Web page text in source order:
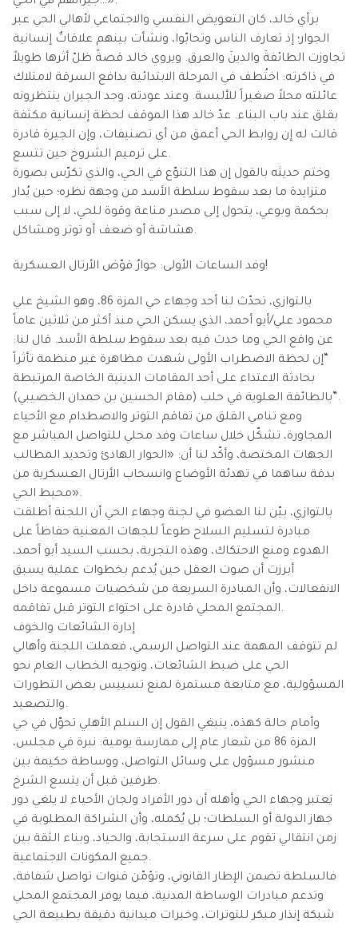
برأي خالد، كان التعويض النفسي والاجتماعي لأهالي الحي عبر
الجوار؛ إذ تعارف الناس وتحابّوا، ونشأت بينهم علاقاتٌ إنسانية
تجاوزت الطائفةَ والدينَ والعرق. ويروي خالد قصةً ظلّ أثرها طويلاً
في ذاكرته: اختُطف في المرحلة الابتدائية بدافع السرقة لامتلاك
عائلته محلاً صغيراً للألبسة. وعند عودته، وجد الجيران ينتظرونه
بقلق عند باب البناء. عدّ خالد هذا الموقف لحظة إنسانية مكثفة
قالت له إن روابط الحي أعمق من أي تصنيفات، وإن الجيرة قادرة
على ترميم الشروخ حين تتسع.
وختم حديثه بالقول إن هذا التنوّع في الحي، والذي تكرّس بصورة
متزايدة ما بعد سقوط سلطة الأسد من وجهة نظره؛ حين يُدار
بحكمة وبوعي، يتحول إلى مصدر مناعة وقوة للحي، لا إلى سبب
هشاشة أو ضعف أو توتر ومشاكل.
وفد الساعات الأولى: حوارٌ قوّض الأرتال العسكرية!
بالتوازي، تحدّث لنا أحد وجهاء حي المزة 86، وهو الشيخ علي
محمود علي/أبو أحمد، الذي يسكن الحي منذ أكثر من ثلاثين عاماً
عن واقع الحي وما حدث فيه بعد سقوط سلطة الأسد. قال لنا:
“إن لحظة الاضطراب الأولى شهدت مظاهرة غير منظمة تأثراً
بحادثة الاعتداء على أحد المقامات الدينية الخاصة المرتبطة
بالطائفة العلوية في حلب (مقام الحسين بن حمدان الخصيبي)”.
ومع تنامي القلق من تفاقم التوتر والاصطدام مع الأحياء
المجاورة، تشكّل خلال ساعات وفد محلي للتواصل المباشر مع
الجهات المختصة، وأكّد لنا أن: «الحوار الهادئ وتحديد المطالب
بدقة ساهما في تهدئة الأوضاع وانسحاب الأرتال العسكرية من
محيط الحي».
بالتوازي، بيّن لنا العضو في لجنة وجهاء الحي أن اللجنة أطلقت
مبادرة لتسليم السلاح طوعاً للجهات المعنية حفاظاً على
الهدوء ومنع الاحتكاك، وهذه التجربة، بحسب السيد أبو أحمد،
أبرزت أن صوت العقل حين يُدعم بخطوات عملية يسبق
الانفعالات، وأن المبادرة السريعة من شخصيات مسموعة داخل
المجتمع المحلي قادرة على احتواء التوتر قبل تفاقمه.
إدارة الشائعات والخوف
لم تتوقف المهمة عند التواصل الرسمي، فعملت اللجنة وأهالي
الحي على ضبط الشائعات، وتوجيه الخطاب العام نحو
المسؤولية، مع متابعة مستمرة لمنع تسييس بعض التطورات
والتصعيد.
وأمام حالة كهذه، ينبغي القول إن السلم الأهلي تحوّل في حي
المزة 86 من شعار عام إلى ممارسة يومية: نبرة في مجلس،
منشور مسؤول على وسائل التواصل، ووساطة حكيمة بين
طرفين قبل أن يتسع الشرخ.
يَعتبر وجهاء الحي وأهله أن دور الأفراد ولجان الأحياء لا يلغي دور
جهاز الدولة أو السلطات؛ بل يُكمله، وأن الشراكة المطلوبة في
زمن انتقالي تقوم على سرعة الاستجابة، والحياد، وبناء الثقة بين
جميع المكونات الاجتماعية.
فالسلطة تضمن الإطار القانوني، وتؤمّن قنوات تواصل شفافة،
وتدعم مبادرات الوساطة المدنية، فيما يوفر المجتمع المحلي
شبكة إنذار مبكر للتوترات، وخبرات ميدانية دقيقة بطبيعة الحي